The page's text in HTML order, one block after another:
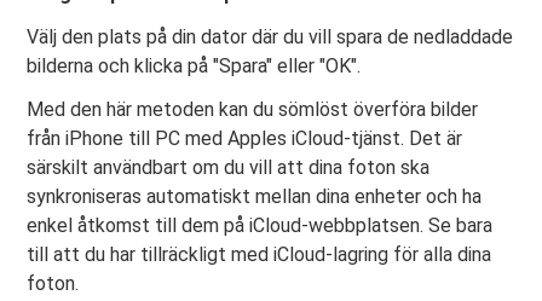
Välj den plats på din dator där du vill spara de nedladdade
bilderna och klicka på "Spara" eller "OK".
Med den här metoden kan du sömlöst överföra bilder
från iPhone till PC med Apples iCloud-tjänst. Det är
särskilt användbart om du vill att dina foton ska
synkroniseras automatiskt mellan dina enheter och ha
enkel åtkomst till dem på iCloud-webbplatsen. Se bara
till att du har tillräckligt med iCloud-lagring för alla dina
foton.